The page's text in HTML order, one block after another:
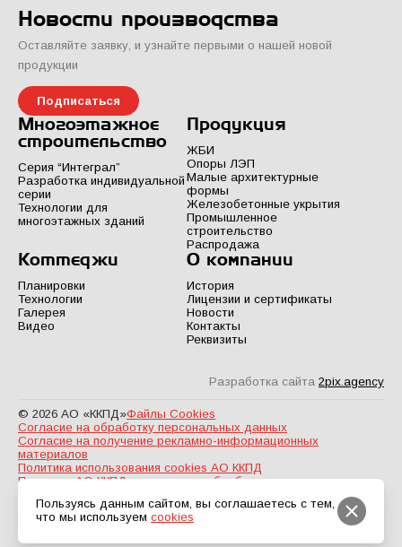
Пользуясь данным сайтом, вы соглашаетесь с тем,
что мы используем cookies
Новости производства
Оставляйте заявку, и узнайте первыми о нашей новой
продукции
Подписаться
Многоэтажное
строительство
Серия “Интеграл”
Разработка индивидуальной
серии
Технологии для
многоэтажных зданий
Продукция
ЖБИ
Опоры ЛЭП
Малые архитектурные
формы
Железобетонные укрытия
Промышленное
строительство
Распродажа
Коттеджи
Планировки
Технологии
Галерея
Видео
О компании
История
Лицензии и сертификаты
Новости
Контакты
Реквизиты
Разработка сайта 2pix.agency
© 2026 АО «ККПД»Файлы Cookies
Согласие на обработку персональных данных
Согласие на получение рекламно-информационных
материалов
Политика использования cookies АО ККПД
Политика АО ККПД в отношении обработки персональных